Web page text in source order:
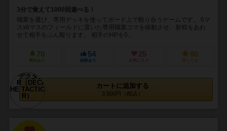
3分で覚えて1000回遊べる！
職業を選び、専用デッキを使ってボード上で殴り合うゲームです。 6マ
スx6マスのフィールドに置いた専用職業コマを移動させ、射程をあわ
せて相手をぶん殴ります。 相手のHPを0...
70
興味あり
54
経験あり
25
お気に入り
90
持ってる
カートに追加する
3,500円（税込）